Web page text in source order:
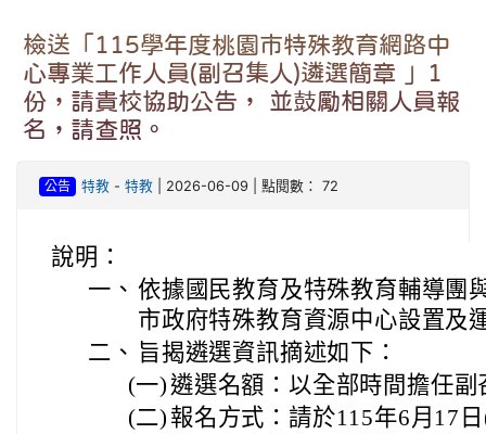
檢送「115學年度桃園市特殊教育網路中
心專業工作人員(副召集人)遴選簡章 」1
份，請貴校協助公告， 並鼓勵相關人員報
名，請查照。
公告 特教- 特教| 2026-06-09 | 點閱數： 72
說明：
一、 依據國民教育及特殊教育輔導團
市政府特殊教育資源中心設置及
二、 旨揭遴選資訊摘述如下：
(一) 遴選名額：以全部時間擔任副
(二) 報名方式：請於115年6月17